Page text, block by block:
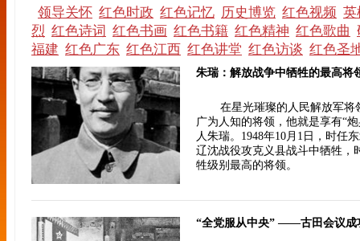
领导关怀 红色时政 红色记忆 历史博览 红色视频 英
烈 红色诗词 红色书画 红色书籍 红色精神 红色歌曲
福建 红色广东 红色江西 红色讲堂 红色访谈 红色圣
朱瑞：解放战争中牺牲的最高将
在星光璀璨的人民解放军
广为人知的将领，他就是享有“
人朱瑞。1948年10月1日，时任
辽沈战役攻克义县战斗中牺牲，
牲级别最高的将领。
“全党服从中央” ——古田会议成